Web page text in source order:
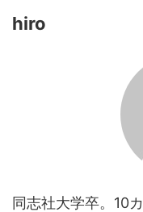
hiro
同志社大学卒。10